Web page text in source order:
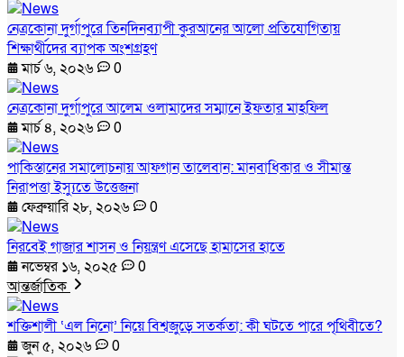
নেত্রকোনা দুর্গাপুরে তিনদিনব্যাপী কুরআনের আলো প্রতিযোগিতায়
শিক্ষার্থীদের ব্যাপক অংশগ্রহণ
মার্চ ৬, ২০২৬
0
নেত্রকোনা দুর্গাপুরে আলেম ওলামাদের সম্মানে ইফতার মাহফিল
মার্চ ৪, ২০২৬
0
পাকিস্তানের সমালোচনায় আফগান তালেবান: মানবাধিকার ও সীমান্ত
নিরাপত্তা ইস্যুতে উত্তেজনা
ফেব্রুয়ারি ২৮, ২০২৬
0
নিরবেই গাজার শাসন ও নিয়ন্ত্রণ এসেছে হামাসের হাতে
নভেম্বর ১৬, ২০২৫
0
আন্তর্জাতিক
শক্তিশালী ‘এল নিনো’ নিয়ে বিশ্বজুড়ে সতর্কতা: কী ঘটতে পারে পৃথিবীতে?
জুন ৫, ২০২৬
0